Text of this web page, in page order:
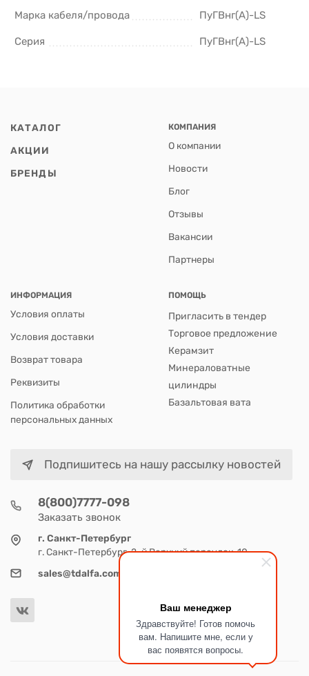
Ваш менеджер
Здравствуйте! Готов помочь
вам. Напишите мне, если у
вас появятся вопросы.
Марка кабеля/провода ПуГВнг(А)-LS
Серия ПуГВнг(А)-LS
КАТАЛОГ
АКЦИИ
БРЕНДЫ
КОМПАНИЯ
О компании
Новости
Блог
Отзывы
Вакансии
Партнеры
ИНФОРМАЦИЯ
Условия оплаты
Условия доставки
Возврат товара
Реквизиты
Политика обработки
персональных данных
ПОМОЩЬ
Пригласить в тендер
Торговое предложение
Керамзит
Минераловатные
цилиндры
Базальтовая вата
Подпишитесь на нашу рассылку новостей
8(800)7777-098
Заказать звонок
г. Санкт-Петербург
г. Санкт-Петербург, 2-й Верхний переулок, 10
sales@tdalfa.com